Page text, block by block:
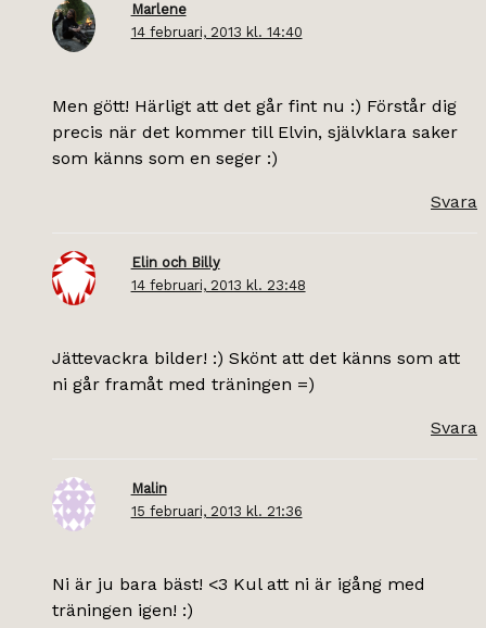
Marlene
14 februari, 2013 kl. 14:40
Men gött! Härligt att det går fint nu :) Förstår dig
precis när det kommer till Elvin, självklara saker
som känns som en seger :)
Svara
Elin och Billy
14 februari, 2013 kl. 23:48
Jättevackra bilder! :) Skönt att det känns som att
ni går framåt med träningen =)
Svara
Malin
15 februari, 2013 kl. 21:36
Ni är ju bara bäst! <3 Kul att ni är igång med
träningen igen! :)